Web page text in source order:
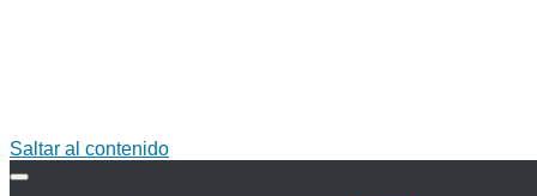
Saltar al contenido